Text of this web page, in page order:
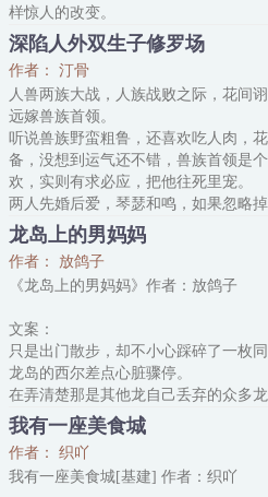
样惊人的改变。
伊莱·柯蒂斯·弗朗西斯，来自异世的计
岁，看着自己从迟来的抽卡系统中抽
别人禁咒异兽绝世神兵，他土豆甜菜建
也不对，至少开局系统先给他搞了一
好吧，别人在剑与魔法的世界屠龙寻
深陷人外双生子修罗场
作者： 汀骨
人兽两族大战，人族战败之际，花间
远嫁兽族首领。
听说兽族野蛮粗鲁，还喜欢吃人肉，
备，没想到运气还不错，兽族首领是
欢，实则有求必应，把他往死里宠。
两人先婚后爱，琴瑟和鸣，如果忽略
弟的话，生活倒也和谐。
天有不测风云，首领战死了，按照兽
前的一切财产。
反正弟弟也不喜欢他，花间诩索性带
龙岛上的男妈妈
作者： 放鸽子
《龙岛上的男妈妈》作者：放鸽子
文案：
只是出门散步，却不小心踩碎了一枚
龙岛的西尔差点心脏骤停。
在弄清楚那是其他龙自己丢弃的众多
老天赏脸的残酷事实后，他不再多费
存活着的蛋都捡了回去。
很快，他就彻底窝在了自己的山洞里
孵起了蛋养起了小龙崽，成了龙岛上独
我有一座美食城
作者： 织吖
我有一座美食城[基建] 作者：织吖